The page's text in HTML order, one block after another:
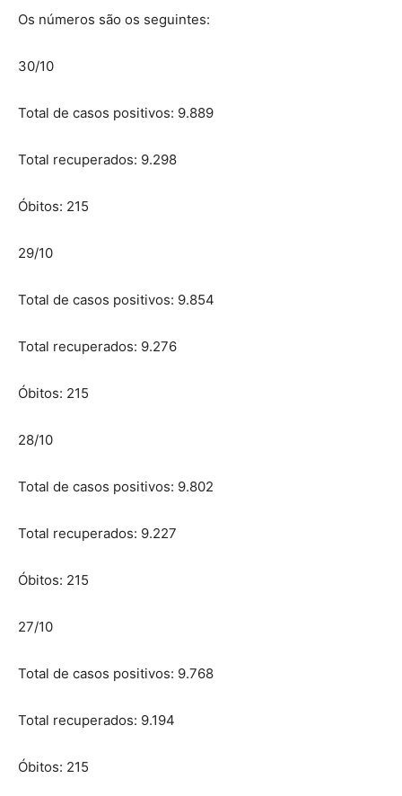
Os números são os seguintes:
30/10
Total de casos positivos: 9.889
Total recuperados: 9.298
Óbitos: 215
29/10
Total de casos positivos: 9.854
Total recuperados: 9.276
Óbitos: 215
28/10
Total de casos positivos: 9.802
Total recuperados: 9.227
Óbitos: 215
27/10
Total de casos positivos: 9.768
Total recuperados: 9.194
Óbitos: 215